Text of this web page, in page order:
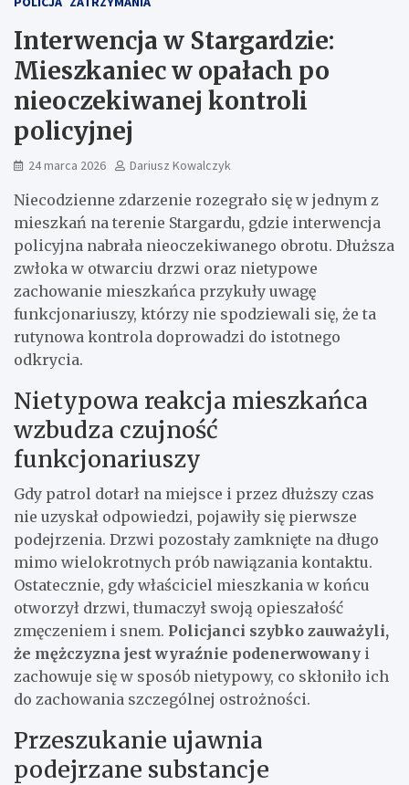
Interwencja w Stargardzie:
Mieszkaniec w opałach po
nieoczekiwanej kontroli
policyjnej
24 marca 2026 Dariusz Kowalczyk
Niecodzienne zdarzenie rozegrało się w jednym z
mieszkań na terenie Stargardu, gdzie interwencja
policyjna nabrała nieoczekiwanego obrotu. Dłuższa
zwłoka w otwarciu drzwi oraz nietypowe
zachowanie mieszkańca przykuły uwagę
funkcjonariuszy, którzy nie spodziewali się, że ta
rutynowa kontrola doprowadzi do istotnego
odkrycia.
Nietypowa reakcja mieszkańca
wzbudza czujność
funkcjonariuszy
Gdy patrol dotarł na miejsce i przez dłuższy czas
nie uzyskał odpowiedzi, pojawiły się pierwsze
podejrzenia. Drzwi pozostały zamknięte na długo
mimo wielokrotnych prób nawiązania kontaktu.
Ostatecznie, gdy właściciel mieszkania w końcu
otworzył drzwi, tłumaczył swoją opieszałość
zmęczeniem i snem. Policjanci szybko zauważyli,
że mężczyzna jest wyraźnie podenerwowany i
zachowuje się w sposób nietypowy, co skłoniło ich
do zachowania szczególnej ostrożności.
Przeszukanie ujawnia
podejrzane substancje